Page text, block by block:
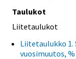
Taulukot
Liitetaulukot
Liitetaulukko 1.
vuosimuutos, %